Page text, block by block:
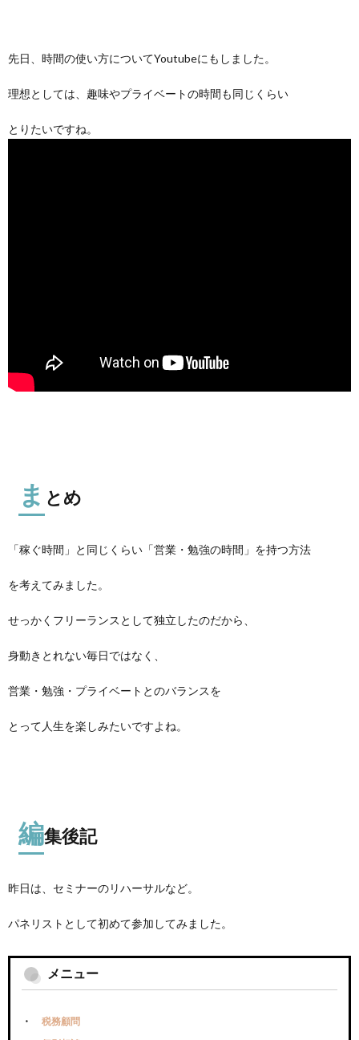
先日、時間の使い方についてYoutubeにもしました。
理想としては、趣味やプライベートの時間も同じくらい
とりたいですね。
ま とめ
「稼ぐ時間」と同じくらい「営業・勉強の時間」を持つ方法
を考えてみました。
せっかくフリーランスとして独立したのだから、
身動きとれない毎日ではなく、
営業・勉強・プライベートとのバランスを
とって人生を楽しみたいですよね。
編集後記
昨日は、セミナーのリハーサルなど。
パネリストとして初めて参加してみました。
メニュー
税務顧問